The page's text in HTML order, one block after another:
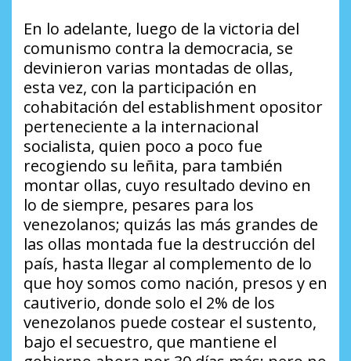
En lo adelante, luego de la victoria del
comunismo contra la democracia, se
devinieron varias montadas de ollas,
esta vez, con la participación en
cohabitación del establishment opositor
perteneciente a la internacional
socialista, quien poco a poco fue
recogiendo su leñita, para también
montar ollas, cuyo resultado devino en
lo de siempre, pesares para los
venezolanos; quizás las más grandes de
las ollas montada fue la destrucción del
país, hasta llegar al complemento de lo
que hoy somos como nación, presos y en
cautiverio, donde solo el 2% de los
venezolanos puede costear el sustento,
bajo el secuestro, que mantiene el